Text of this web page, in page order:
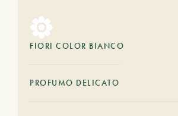
FIORI COLOR BIANCO
PROFUMO DELICATO